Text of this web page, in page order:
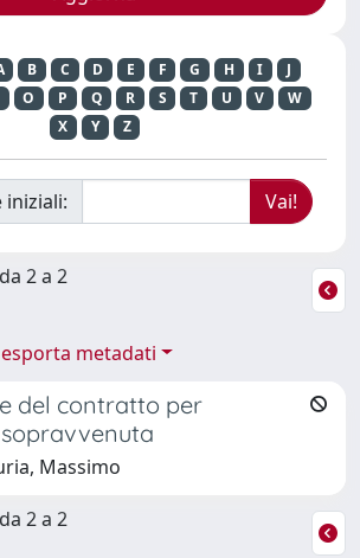
B C D E F G H I
J
O P Q R S T U V
W
X
Y Z
iniziali:
2 a 2
esporta metadati
del contratto per
Massimo
2 a 2